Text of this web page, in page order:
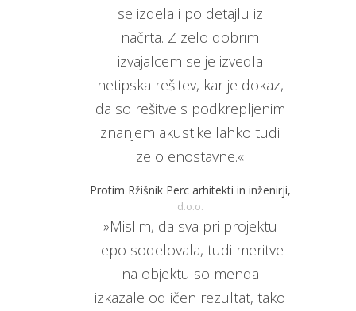
se izdelali po detajlu iz
načrta. Z zelo dobrim
izvajalcem se je izvedla
netipska rešitev, kar je dokaz,
da so rešitve s podkrepljenim
znanjem akustike lahko tudi
zelo enostavne.«
Protim Ržišnik Perc arhitekti in inženirji,
d.o.o.
»Mislim, da sva pri projektu
lepo sodelovala, tudi meritve
na objektu so menda
izkazale odličen rezultat, tako